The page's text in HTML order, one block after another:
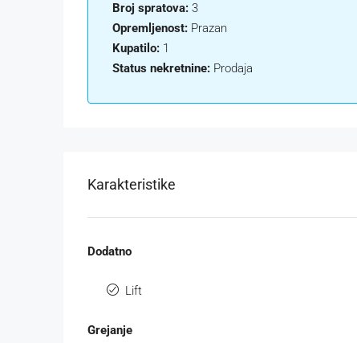
Broj spratova: 3
Opremljenost: Prazan
Kupatilo: 1
Status nekretnine: Prodaja
Karakteristike
Dodatno
Lift
Grejanje